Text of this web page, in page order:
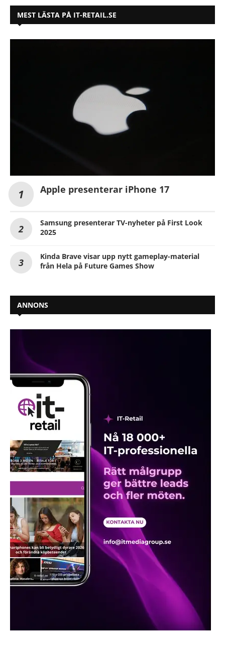
MEST LÄSTA PÅ IT-RETAIL.SE
Apple presenterar iPhone 17
Samsung presenterar TV-nyheter på First Look
2025
Kinda Brave visar upp nytt gameplay-material
från Hela på Future Games Show
ANNONS